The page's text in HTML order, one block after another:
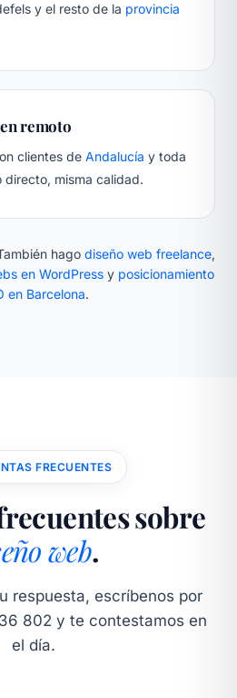
y el resto de la provincia
remoto
clientes de Andalucía y toda
directo, misma calidad.
hago diseño web freelance,
en WordPressy posicionamiento
en Barcelona.
FRECUENTES
sobre
web.
respuesta, escríbenos por
802 y te contestamos en
el día.